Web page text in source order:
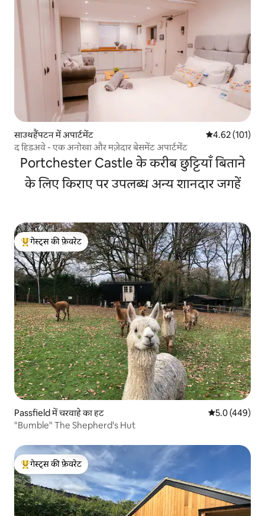
साउथहैंपटन में अपार्टमेंट औसत रेटिंग 5 में से
4.62 (101)
द हिडअवे - एक अनोखा और मज़ेदार बेसमेंट अपार्टमेंट
Portchester Castle के करीब छुट्टियाँ बिताने
के लिए किराए पर उपलब्ध अन्य शानदार जगहें
गेस्ट्स का टॉप फ़ेवरेट
गेस्ट्स की फ़ेवरेट
Passfield में चरवाहे का हट औसत रेटिंग 5 में
5.0 (449)
"Bumble" The Shepherd's Hut
गेस्ट्स का टॉप फ़ेवरेट
गेस्ट्स की फ़ेवरेट